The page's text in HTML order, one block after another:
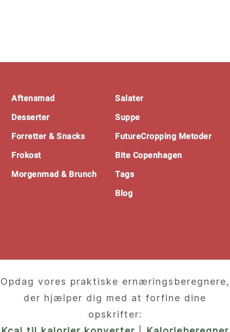
Footer
Aftensmad
Desserter
Forretter & Snacks
Frokost
Morgenmad & Brunch
Salater
Suppe
FutureCropping Metoder
Bite Copenhagen
Tags
Blog
Opdag vores praktiske ernæringsberegnere,
der hjælper dig med at forfine dine
opskrifter: